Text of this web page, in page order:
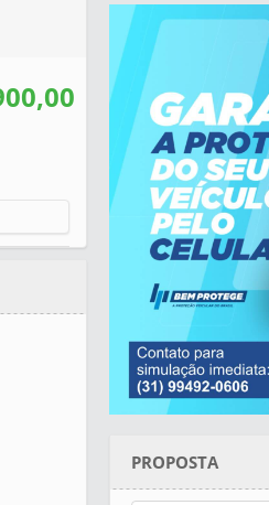
PROPOSTA